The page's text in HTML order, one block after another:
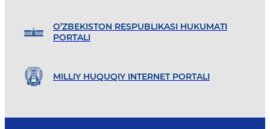
O’ZBEKISTON RESPUBLIKASI HUKUMATI
PORTALI
MILLIY HUQUQIY INTERNET PORTALI